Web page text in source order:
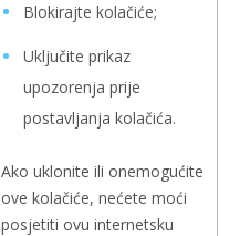
Blokirajte kolačiće;
Uključite prikaz
upozorenja prije
postavljanja kolačića.
Ako uklonite ili onemogućite
ove kolačiće, nećete moći
posjetiti ovu internetsku